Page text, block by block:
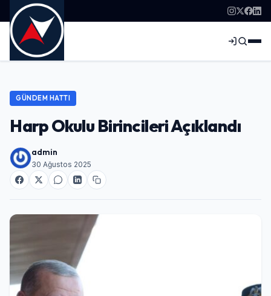
GÜNDEM HATTI
Harp Okulu Birincileri Açıklandı
admin
30 Ağustos 2025